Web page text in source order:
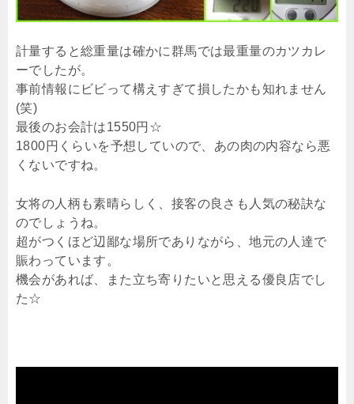
計量すると総重量は確かに群馬では最重量のカツカレ
ーでしたが。
事前情報にビビって構えすぎて損したかも知れません
(笑)
最後のお会計は1550円☆
1800円くらいを予想していので、あの肉の内容なら悪
くないですね。
女将の人柄も素晴らしく、接客の良さも人気の秘訣な
のでしょうね。
超がつくほど辺鄙な場所でありながら、地元の人達で
賑わっています。
機会があれば、また立ち寄りたいと思える優良店でし
た☆